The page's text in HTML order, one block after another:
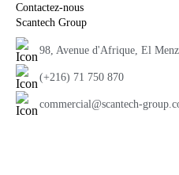
Contactez-nous
Scantech Group
98, Avenue d'Afrique, El
(+216) 71 750 870
commercial@scantech-